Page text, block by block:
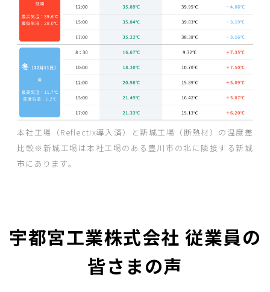
本社工場（Reflectix導入済）と新城工場（断熱材）の温度差
比較※新城工場は本社工場のある豊川市の北に隣接する新城
市にあります。
宇都宮工業株式会社 従業員の
皆さまの声